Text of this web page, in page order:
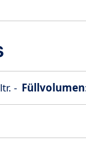
- Füllvolumen